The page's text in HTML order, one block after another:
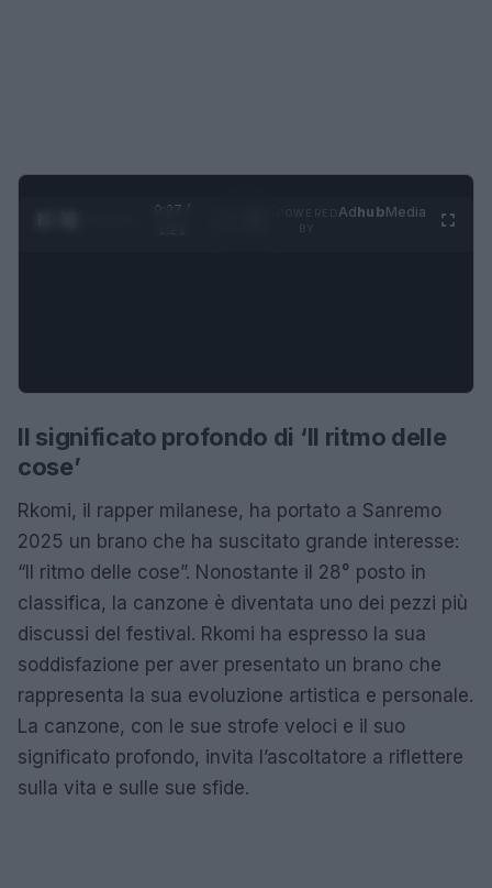
0:27 /
AdhubMedia
Il significato profondo di ‘Il ritmo delle
cose’
Rkomi, il rapper milanese, ha portato a Sanremo
2025 un brano che ha suscitato grande interesse:
“Il ritmo delle cose”. Nonostante il 28° posto in
classifica, la canzone è diventata uno dei pezzi più
discussi del festival. Rkomi ha espresso la sua
soddisfazione per aver presentato un brano che
rappresenta la sua evoluzione artistica e personale.
La canzone, con le sue strofe veloci e il suo
significato profondo, invita l’ascoltatore a riflettere
sulla vita e sulle sue sfide.